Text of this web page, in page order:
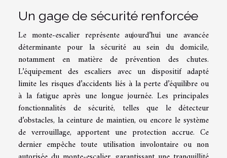
Un gage de sécurité renforcée
Le monte-escalier représente aujourd’hui une avancée
déterminante pour la sécurité au sein du domicile,
notamment en matière de prévention des chutes.
L’équipement des escaliers avec un dispositif adapté
limite les risques d’accidents liés à la perte d’équilibre ou
à la fatigue après une longue journée. Les principales
fonctionnalités de sécurité, telles que le détecteur
d’obstacles, la ceinture de maintien, ou encore le système
de verrouillage, apportent une protection accrue. Ce
dernier empêche toute utilisation involontaire ou non